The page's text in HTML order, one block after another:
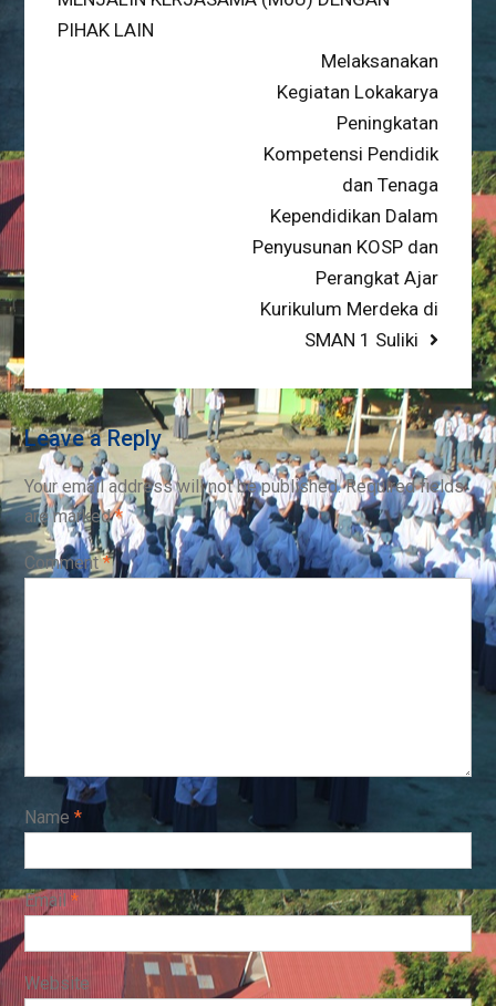
navigation
PIHAK LAIN
Next
post:
Melaksanakan
Kegiatan Lokakarya
Peningkatan
Kompetensi Pendidik
dan Tenaga
Kependidikan Dalam
Penyusunan KOSP dan
Perangkat Ajar
Kurikulum Merdeka di
SMAN 1 Suliki
Leave a Reply
Your email address will not be published. Required fields
are marked*
Comment*
Name *
Email*
Website